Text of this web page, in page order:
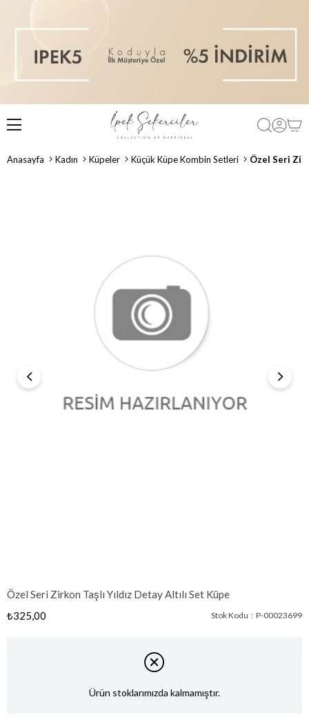
Anasayfa Kadın Küpeler Küçük Küpe Kombin Setleri Özel Seri
Özel Seri Zirkon Taşlı Yıldız Detay Altılı Set Küpe
₺325,00
Stok Kodu P-00023699
Ürün stoklarımızda kalmamıştır.